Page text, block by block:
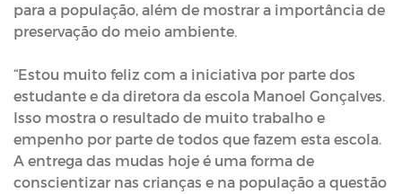
para a população, além de mostrar a importância de
preservação do meio ambiente.
“Estou muito feliz com a iniciativa por parte dos
estudante e da diretora da escola Manoel Gonçalves.
Isso mostra o resultado de muito trabalho e
empenho por parte de todos que fazem esta escola.
A entrega das mudas hoje é uma forma de
conscientizar nas crianças e na população a questão